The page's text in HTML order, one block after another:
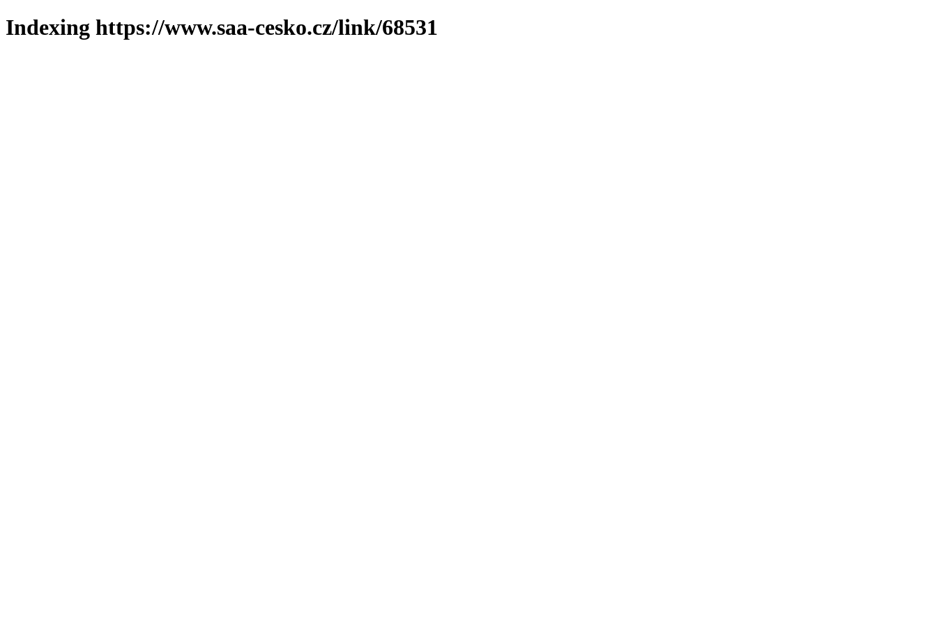
Indexing https://www.saa-cesko.cz/link/68531